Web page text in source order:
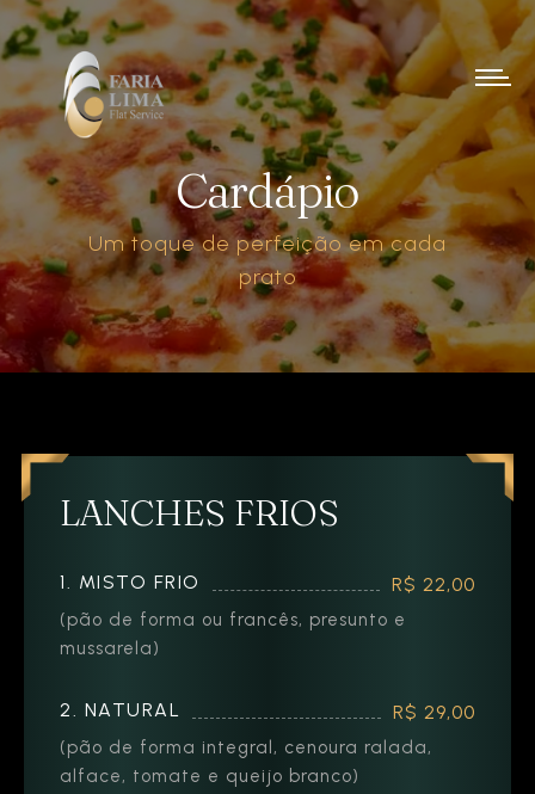
Cardápio
Um toque de perfeição em cada
prato
LANCHES FRIOS
1. MISTO FRIO R$ 22,00
(pão de forma ou francês, presunto e
mussarela)
2. NATURAL R$ 29,00
(pão de forma integral, cenoura ralada,
alface, tomate e queijo branco)